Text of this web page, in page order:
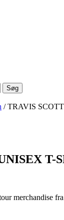
/ TRAVIS
merchandise